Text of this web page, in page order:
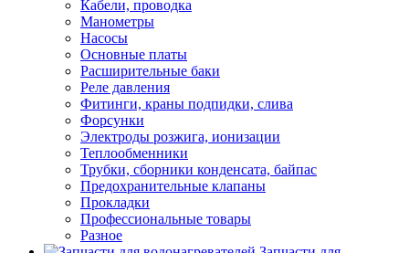
Кабели, проводка
Манометры
Насосы
Основные платы
Расширительные баки
Реле давления
Фитинги, краны подпидки, слива
Форсунки
Электроды розжига, ионизации
Теплообменники
Трубки, сборники конденсата, байпас
Предохранительные клапаны
Прокладки
Профессиональные товары
Разное